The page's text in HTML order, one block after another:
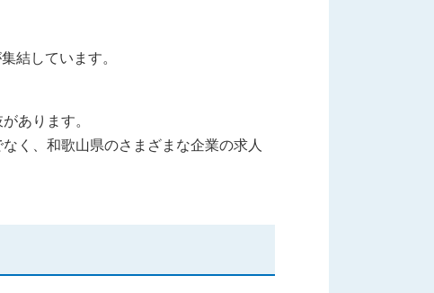
結しています。
あります。
く、和歌山県のさまざまな企業の求人